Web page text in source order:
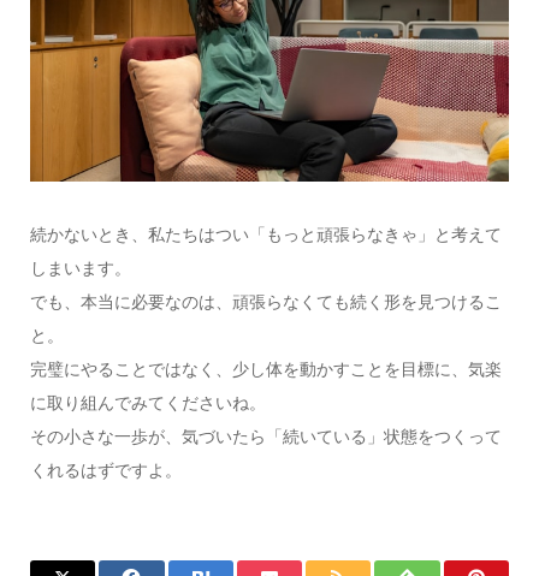
続かないとき、私たちはつい「もっと頑張らなきゃ」と考えて
しまいます。
でも、本当に必要なのは、頑張らなくても続く形を見つけるこ
と。
完璧にやることではなく、少し体を動かすことを目標に、気楽
に取り組んでみてくださいね。
その小さな一歩が、気づいたら「続いている」状態をつくって
くれるはずですよ。